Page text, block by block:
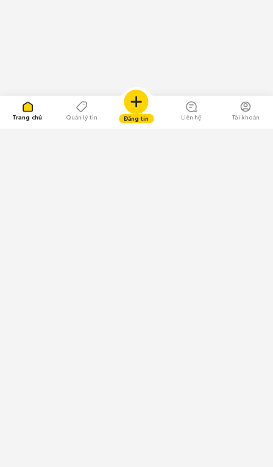
Trang chủ Quản lý tin Đăng tin Liên hệ Tài khoản